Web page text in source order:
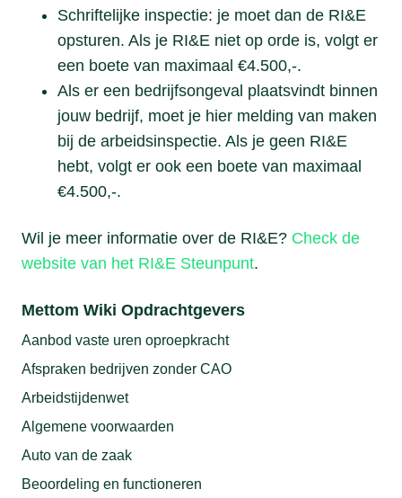
Schriftelijke inspectie: je moet dan de RI&E
opsturen. Als je RI&E niet op orde is, volgt er
een boete van maximaal €4.500,-.
Als er een bedrijfsongeval plaatsvindt binnen
jouw bedrijf, moet je hier melding van maken
bij de arbeidsinspectie. Als je geen RI&E
hebt, volgt er ook een boete van maximaal
€4.500,-.
Wil je meer informatie over de RI&E? Check de
website van het RI&E Steunpunt.
Mettom Wiki Opdrachtgevers
Aanbod vaste uren oproepkracht
Afspraken bedrijven zonder CAO
Arbeidstijdenwet
Algemene voorwaarden
Auto van de zaak
Beoordeling en functioneren